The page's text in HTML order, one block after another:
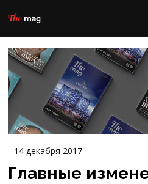
14 декабря 2017
Главные